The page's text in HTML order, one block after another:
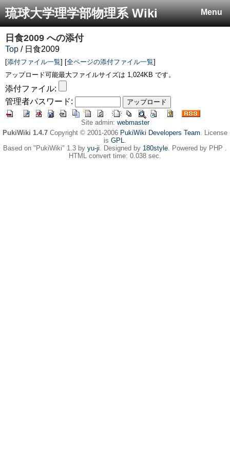
Menu
琉球大学理学部物理系 Wiki
日食2009 への添付
Top / 日食2009
[添付ファイル一覧] [全ページの添付ファイル一覧]
アップロード可能最大ファイルサイズは 1,024KB です。
添付ファイル:
管理者パスワード:
Site admin: webmaster
PukiWiki 1.4.7 Copyright © 2001-2006 PukiWiki Developers Team. License
is GPL.
Based on "PukiWiki" 1.3 by yu-ji. Designed by 180style. Powered by PHP .
HTML convert time: 0.038 sec.